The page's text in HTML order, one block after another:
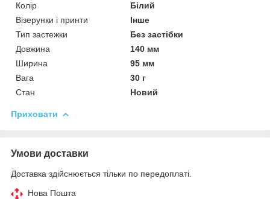
Колір
Білий
Візерунки і принти
Інше
Тип застежки
Без застібки
Довжина
140 мм
Ширина
95 мм
Вага
30 г
Стан
Новий
Приховати
Умови доставки
Доставка здійснюється тільки по передоплаті.
Нова Пошта